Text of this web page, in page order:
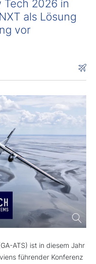
Tech 2026 in
als Lösung
vor
ATS) ist in diesem Jahr
führender Konferenz